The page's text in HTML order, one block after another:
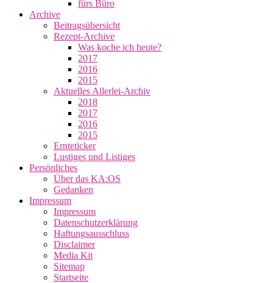
fürs Büro
Archive
Beitragsübersicht
Rezept-Archive
Was koche ich heute?
2017
2016
2015
Aktuelles Allerlei-Archiv
2018
2017
2016
2015
Ernteticker
Lustiges und Listiges
Persönliches
Über das KA:OS
Gedanken
Impressum
Impressum
Datenschutzerklärung
Haftungsausschluss
Disclaimer
Media Kit
Sitemap
Startseite